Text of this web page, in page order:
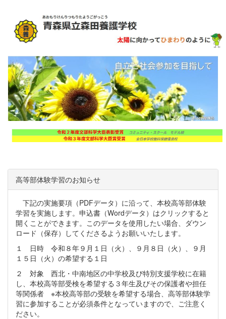
高等部体験学習のお知らせ
下記の実施要項（PDFデータ）に沿って、本校高等部体験
学習を実施します。申込書（Wordデータ）はクリックすると
開くことができます。このデータを使用したい場合、ダウン
ロード（保存）してくださるようお願いいたします。
１ 日時 令和８年９月１日（火）、９月８日（火）、９月
１５日（火）の希望する１日
２ 対象 西北・中南地区の中学校及び特別支援学校に在籍
し、本校高等部受検を希望する３年生及びその保護者や担任
等関係者 ※本校高等部の受験を希望する場合、高等部体験学
習に参加することが必須条件となっていますので、ご注意く
ださい。